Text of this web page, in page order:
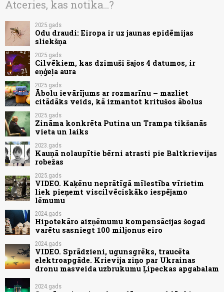
Atceries, kas notika...?
2025.gads
Odu draudi: Eiropa ir uz jaunas epidēmijas
sliekšņa
2025.gads
Cilvēkiem, kas dzimuši šajos 4 datumos, ir
eņģeļa aura
2025.gads
Ābolu ievārījums ar rozmarīnu – mazliet
citādāks veids, kā izmantot kritušos ābolus
2025.gads
Zināma konkrēta Putina un Trampa tikšanās
vieta un laiks
2023.gads
Kauņā nolaupītie bērni atrasti pie Baltkrievijas
robežas
2025.gads
VIDEO. Kaķēnu neprātīgā mīlestība vīrietim
liek pieņemt viscilvēciskāko iespējamo
lēmumu
2024.gads
Hipotekāro aizņēmumu kompensācijas šogad
varētu sasniegt 100 miljonus eiro
2024.gads
VIDEO. Sprādzieni, ugunsgrēks, traucēta
elektroapgāde. Krievija ziņo par Ukrainas
dronu masveida uzbrukumu Ļipeckas apgabalam
2024.gads